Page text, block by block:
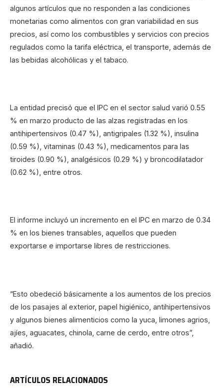
algunos artículos que no responden a las condiciones
monetarias como alimentos con gran variabilidad en sus
precios, así como los combustibles y servicios con precios
regulados como la tarifa eléctrica, el transporte, además de
las bebidas alcohólicas y el tabaco.
La entidad precisó que el IPC en el sector salud varió 0.55
% en marzo producto de las alzas registradas en los
antihipertensivos (0.47 %), antigripales (1.32 %), insulina
(0.59 %), vitaminas (0.43 %), medicamentos para las
tiroides (0.90 %), analgésicos (0.29 %) y broncodilatador
(0.62 %), entre otros.
El informe incluyó un incremento en el IPC en marzo de 0.34
% en los bienes transables, aquellos que pueden
exportarse e importarse libres de restricciones.
“Esto obedeció básicamente a los aumentos de los precios
de los pasajes al exterior, papel higiénico, antihipertensivos
y algunos bienes alimenticios como la yuca, limones agrios,
ajíes, aguacates, chinola, carne de cerdo, entre otros”,
añadió.
ARTÍCULOS RELACIONADOS